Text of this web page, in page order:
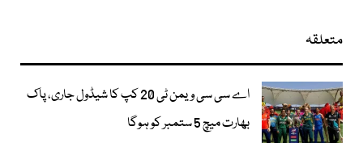
متعلقہ
اے سی سی ویمن ٹی 20 کپ کا شیڈول جاری، پاک
بھارت میچ 5 ستمبر کو ہوگا